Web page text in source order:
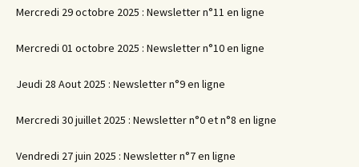
Mercredi 29 octobre 2025 : Newsletter n°11 en ligne
Mercredi 01 octobre 2025 : Newsletter n°10 en ligne
Jeudi 28 Aout 2025 : Newsletter n°9 en ligne
Mercredi 30 juillet 2025 : Newsletter n°0 et n°8 en ligne
Vendredi 27 juin 2025 : Newsletter n°7 en ligne